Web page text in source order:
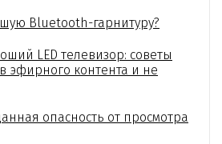
Bluetooth-гарнитуру?
LED телевизор: советы
эфирного контента и не
опасность от просмотра